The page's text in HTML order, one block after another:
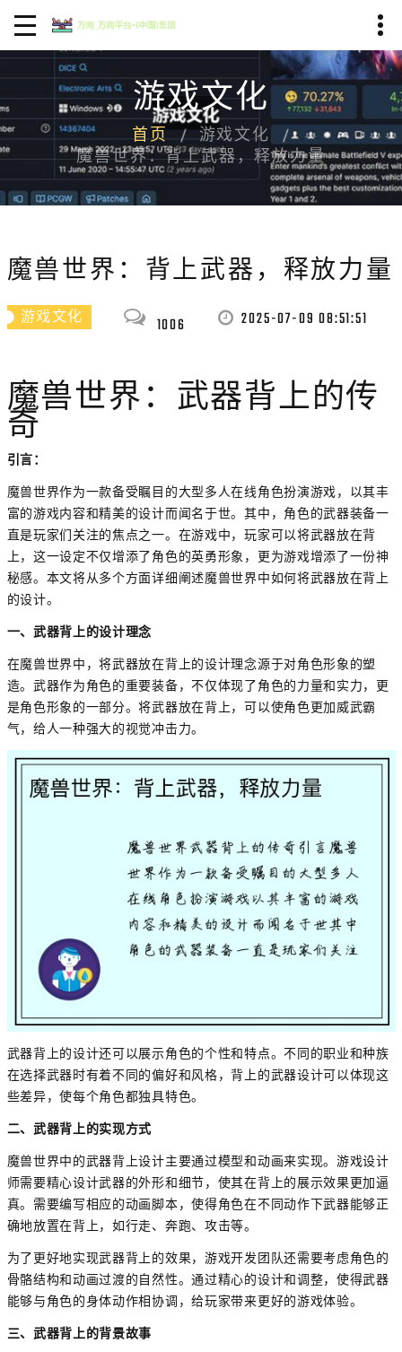
游戏文化
首页
游戏文化
魔兽世界：背上武器，释放力量
魔兽世界：背上武器，释放力量
游戏文化 1006 2025-07-09 08:51:51
魔兽世界：武器背上的传
奇
引言：
魔兽世界作为一款备受瞩目的大型多人在线角色扮演游戏，以其丰
富的游戏内容和精美的设计而闻名于世。其中，角色的武器装备一
直是玩家们关注的焦点之一。在游戏中，玩家可以将武器放在背
上，这一设定不仅增添了角色的英勇形象，更为游戏增添了一份神
秘感。本文将从多个方面详细阐述魔兽世界中如何将武器放在背上
的设计。
一、武器背上的设计理念
在魔兽世界中，将武器放在背上的设计理念源于对角色形象的塑
造。武器作为角色的重要装备，不仅体现了角色的力量和实力，更
是角色形象的一部分。将武器放在背上，可以使角色更加威武霸
气，给人一种强大的视觉冲击力。
武器背上的设计还可以展示角色的个性和特点。不同的职业和种族
在选择武器时有着不同的偏好和风格，背上的武器设计可以体现这
些差异，使每个角色都独具特色。
二、武器背上的实现方式
魔兽世界中的武器背上设计主要通过模型和动画来实现。游戏设计
师需要精心设计武器的外形和细节，使其在背上的展示效果更加逼
真。需要编写相应的动画脚本，使得角色在不同动作下武器能够正
确地放置在背上，如行走、奔跑、攻击等。
为了更好地实现武器背上的效果，游戏开发团队还需要考虑角色的
骨骼结构和动画过渡的自然性。通过精心的设计和调整，使得武器
能够与角色的身体动作相协调，给玩家带来更好的游戏体验。
三、武器背上的背景故事